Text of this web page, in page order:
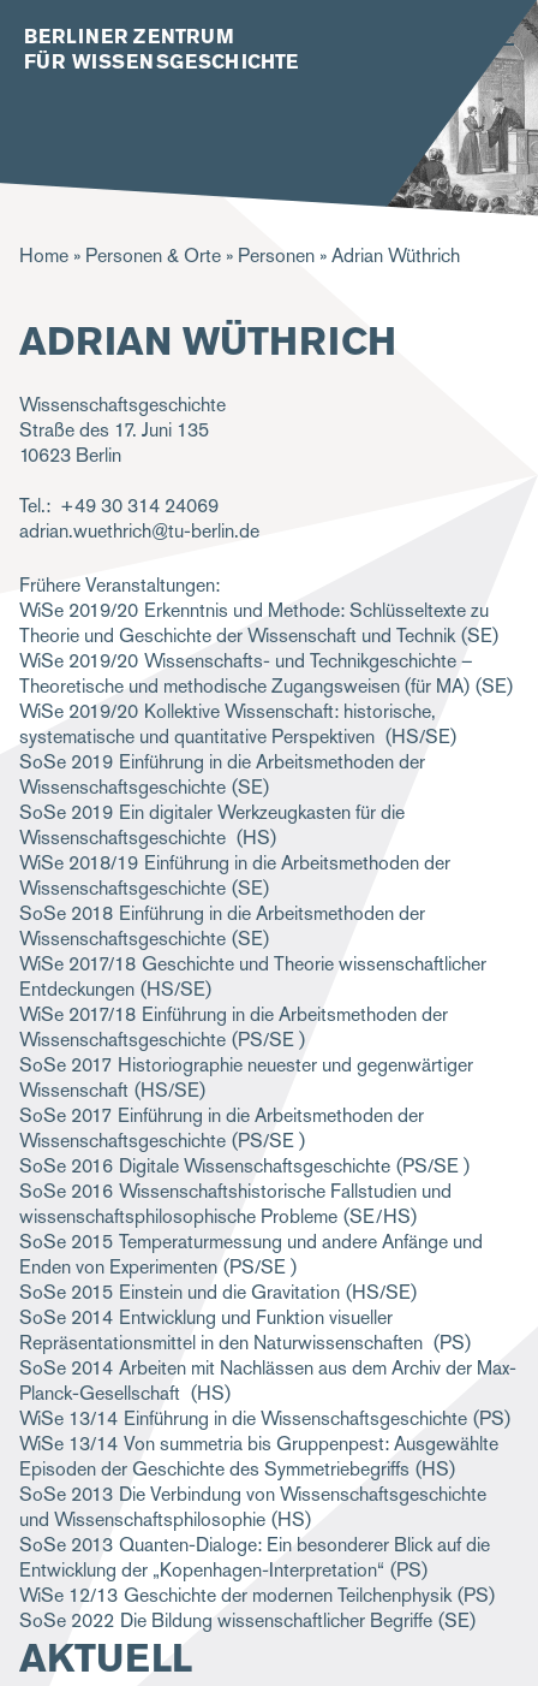
BERLINER ZENTRUM
FÜR WISSENSGESCHICHTE
P
a
n
a
v
i
g
a
t
i
o
n
Home Personen & Orte Personen Adrian Wüthrich
ADRIAN WÜTHRICH
Wissenschaftsgeschichte
Straße des 17. Juni 135
10623 Berlin
Tel.
+49 30 314 24069
adrian.wuethrich@tu-berlin.de
Frühere Veranstaltungen:
WiSe 2019/20 Erkenntnis und Methode: Schlüsseltexte zu
Theorie und Geschichte der Wissenschaft und Technik (SE)
WiSe 2019/20 Wissenschafts- und Technikgeschichte –
Theoretische und methodische Zugangsweisen (für MA) (SE)
WiSe 2019/20 Kollektive Wissenschaft: historische,
systematische und quantitative Perspektiven (HS/SE)
SoSe 2019 Einführung in die Arbeitsmethoden der
Wissenschaftsgeschichte (SE)
SoSe 2019 Ein digitaler Werkzeugkasten für die
Wissenschaftsgeschichte (HS)
WiSe 2018/19 Einführung in die Arbeitsmethoden der
Wissenschaftsgeschichte (SE)
SoSe 2018 Einführung in die Arbeitsmethoden der
Wissenschaftsgeschichte (SE)
WiSe 2017/18 Geschichte und Theorie wissenschaftlicher
Entdeckungen (HS/SE)
WiSe 2017/18 Einführung in die Arbeitsmethoden der
Wissenschaftsgeschichte (PS/SE )
SoSe 2017 Historiographie neuester und gegenwärtiger
Wissenschaft (HS/SE)
SoSe 2017 Einführung in die Arbeitsmethoden der
Wissenschaftsgeschichte (PS/SE )
SoSe 2016 Digitale Wissenschaftsgeschichte (PS/SE )
SoSe 2016 Wissenschaftshistorische Fallstudien und
wissenschaftsphilosophische Probleme (SE/HS)
SoSe 2015 Temperaturmessung und andere Anfänge und
Enden von Experimenten (PS/SE )
SoSe 2015 Einstein und die Gravitation (HS/SE)
SoSe 2014 Entwicklung und Funktion visueller
Repräsentationsmittel in den Naturwissenschaften (PS)
SoSe 2014 Arbeiten mit Nachlässen aus dem Archiv der Max-
Planck-Gesellschaft (HS)
WiSe 13/14 Einführung in die Wissenschaftsgeschichte (PS)
WiSe 13/14 Von summetria bis Gruppenpest: Ausgewählte
Episoden der Geschichte des Symmetriebegriffs (HS)
SoSe 2013 Die Verbindung von Wissenschaftsgeschichte
und Wissenschaftsphilosophie (HS)
SoSe 2013 Quanten-Dialoge: Ein besonderer Blick auf die
Entwicklung der „Kopenhagen-Interpretation“ (PS)
WiSe 12/13 Geschichte der modernen Teilchenphysik (PS)
SoSe 2022 Die Bildung wissenschaftlicher Begriffe (SE)
AKTUELL